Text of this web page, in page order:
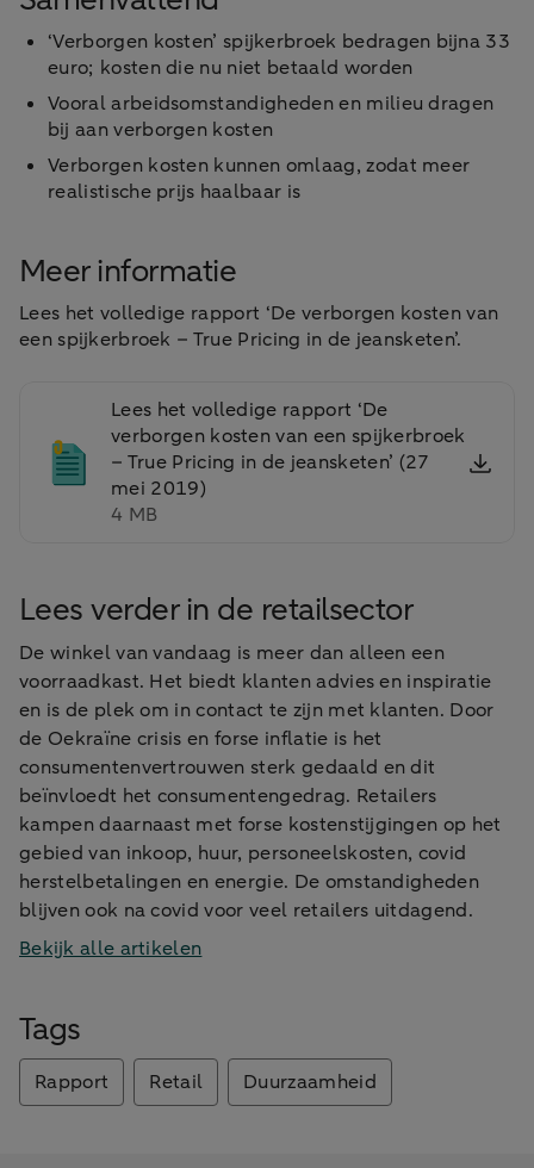
‘Verborgen kosten’ spijkerbroek bedragen bijna 33
euro; kosten die nu niet betaald worden
Vooral arbeidsomstandigheden en milieu dragen
bij aan verborgen kosten
Verborgen kosten kunnen omlaag, zodat meer
realistische prijs haalbaar is
Meer informatie
Lees het volledige rapport ‘De verborgen kosten van
een spijkerbroek – True Pricing in de jeansketen’.
Lees het volledige rapport ‘De
verborgen kosten van een spijkerbroek
– True Pricing in de jeansketen’ (27
mei 2019)
4 MB
Lees verder in de retailsector
De winkel van vandaag is meer dan alleen een
voorraadkast. Het biedt klanten advies en inspiratie
en is de plek om in contact te zijn met klanten. Door
de Oekraïne crisis en forse inflatie is het
consumentenvertrouwen sterk gedaald en dit
beïnvloedt het consumentengedrag. Retailers
kampen daarnaast met forse kostenstijgingen op het
gebied van inkoop, huur, personeelskosten, covid
herstelbetalingen en energie. De omstandigheden
blijven ook na covid voor veel retailers uitdagend.
Bekijk alle artikelen
Tags
Rapport Retail Duurzaamheid